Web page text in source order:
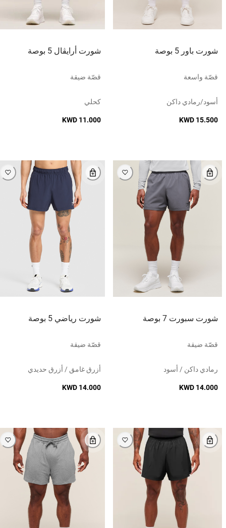
شورت باور 5 بوصة
قصّة واسعة
أسود/رمادي داكن
KWD 15.500
شورت أرايڤال 5 بوصة
قصّة ضيقة
كحلي
KWD 11.000
شورت سبورت 7 بوصة
قصّة ضيقة
رمادي داكن / أسود
KWD 14.000
شورت رياضي 5 بوصة
قصّة ضيقة
أزرق غامق / أزرق حديدي
KWD 14.000